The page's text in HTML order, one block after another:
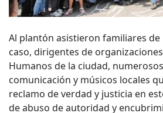
Al plantón asistieron familiares de
caso, dirigentes de
Humanos de la ciudad,
comunicación y músicos locales
reclamo de verdad y justicia en
de abuso de autoridad y